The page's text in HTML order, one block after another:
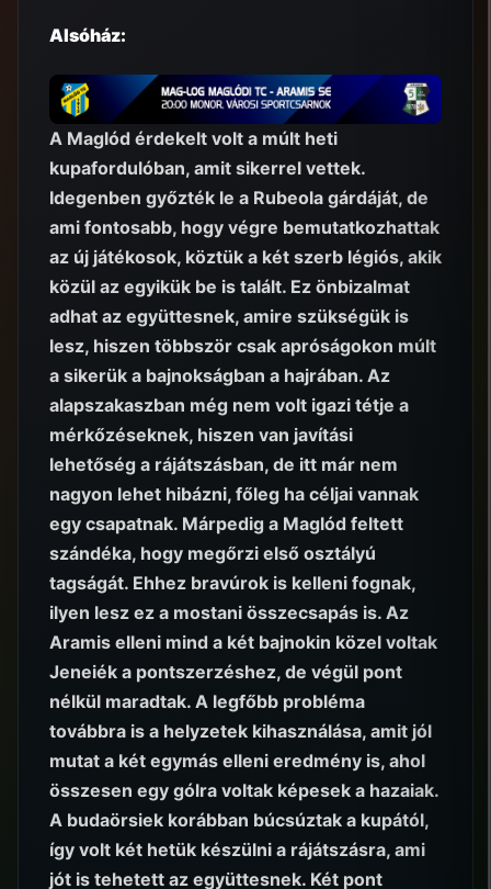
Alsóház:
A Maglód érdekelt volt a múlt heti
kupafordulóban, amit sikerrel vettek.
Idegenben győzték le a Rubeola gárdáját, de
ami fontosabb, hogy végre bemutatkozhattak
az új játékosok, köztük a két szerb légiós, akik
közül az egyikük be is talált. Ez önbizalmat
adhat az együttesnek, amire szükségük is
lesz, hiszen többször csak apróságokon múlt
a sikerük a bajnokságban a hajrában. Az
alapszakaszban még nem volt igazi tétje a
mérkőzéseknek, hiszen van javítási
lehetőség a rájátszásban, de itt már nem
nagyon lehet hibázni, főleg ha céljai vannak
egy csapatnak. Márpedig a Maglód feltett
szándéka, hogy megőrzi első osztályú
tagságát. Ehhez bravúrok is kelleni fognak,
ilyen lesz ez a mostani összecsapás is. Az
Aramis elleni mind a két bajnokin közel voltak
Jeneiék a pontszerzéshez, de végül pont
nélkül maradtak. A legfőbb probléma
továbbra is a helyzetek kihasználása, amit jól
mutat a két egymás elleni eredmény is, ahol
összesen egy gólra voltak képesek a hazaiak.
A budaörsiek korábban búcsúztak a kupától,
így volt két hetük készülni a rájátszásra, ami
jót is tehetett az együttesnek. Két pont